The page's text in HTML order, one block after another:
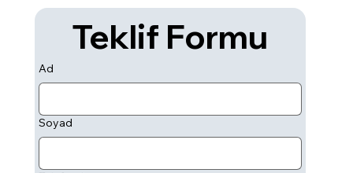
Teklif Formu
Ad
Soyad